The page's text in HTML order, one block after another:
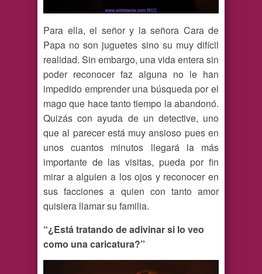
Para ella, el señor y la señora Cara de
Papa no son juguetes sino su muy difícil
realidad. Sin embargo, una vida entera sin
poder reconocer faz alguna no le han
impedido emprender una búsqueda por el
mago que hace tanto tiempo la abandonó.
Quizás con ayuda de un detective, uno
que al parecer está muy ansioso pues en
unos cuantos minutos llegará la más
importante de las visitas, pueda por fin
mirar a alguien a los ojos y reconocer en
sus facciones a quien con tanto amor
quisiera llamar su familia.
“¿Está tratando de adivinar si lo veo
como una caricatura?”